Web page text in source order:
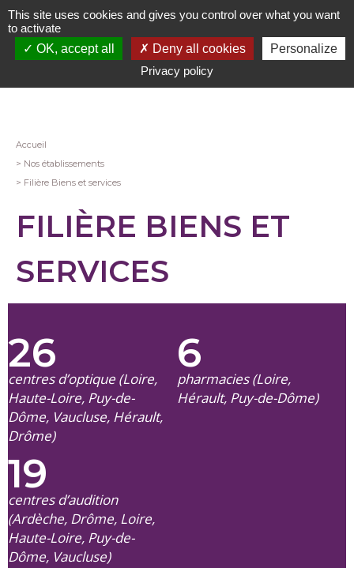
Aller
au
contenu
Fil
d'Ariane
Accueil
Nos établissements
Filière Biens et services
FILIÈRE BIENS ET
SERVICES
26
centres d’optique (Loire,
Haute-Loire, Puy-de-
Dôme, Vaucluse, Hérault,
Drôme)
6
pharmacies (Loire,
Hérault, Puy-de-Dôme)
19
centres d’audition
(Ardèche, Drôme, Loire,
Haute-Loire, Puy-de-
Dôme, Vaucluse)
This site uses cookies and gives you control over what you want
to activate
OK, accept all
Deny all cookies
Personalize
Privacy policy